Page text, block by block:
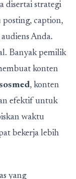
disertai strategi
posting, caption,
Anda.
Banyak pemilik
konten
, konten
efektif untuk
waktu
bekerja lebih
yang